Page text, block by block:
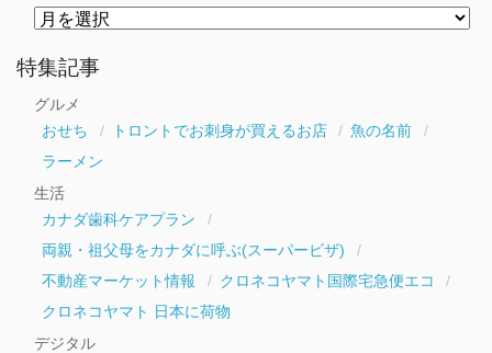
ー
カ
特集記事
グルメ
おせち
トロントでお刺身が買えるお店
魚の名前
ラーメン
生活
カナダ歯科ケアプラン
両親・祖父母をカナダに呼ぶ(スーパービザ)
不動産マーケット情報
クロネコヤマト国際宅急便エコ
クロネコヤマト 日本に荷物
デジタル